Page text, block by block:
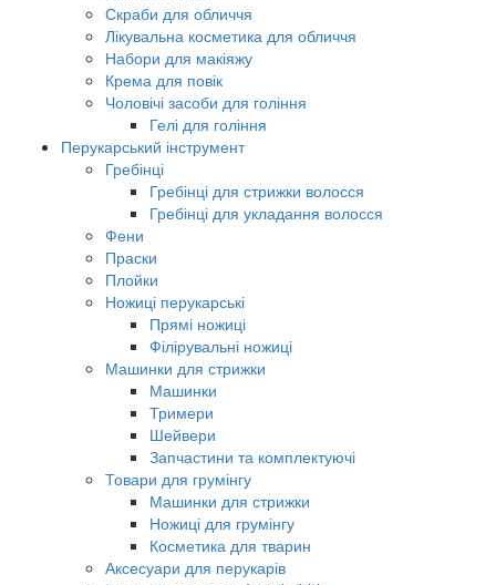
Скраби для обличчя
Лікувальна косметика для обличчя
Набори для макіяжу
Крема для повік
Чоловічі засоби для гоління
Гелі для гоління
Перукарський інструмент
Гребінці
Гребінці для стрижки волосся
Гребінці для укладання волосся
Фени
Праски
Плойки
Ножиці перукарські
Прямі ножиці
Філірувальні ножиці
Машинки для стрижки
Машинки
Тримери
Шейвери
Запчастини та комплектуючі
Товари для грумінгу
Машинки для стрижки
Ножиці для грумінгу
Косметика для тварин
Аксесуари для перукарів